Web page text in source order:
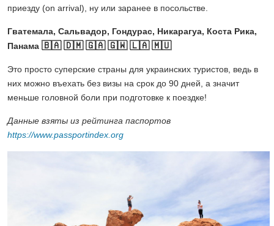
приезду (on arrival), ну или заранее в посольстве.
Гватемала, Сальвадор, Гондурас, Никарагуа, Коста Рика,
Панама 🇧🇦 🇩🇲 🇬🇦 🇬🇼 🇱🇦 🇲🇺
Это просто суперские страны для украинских туристов, ведь в
них можно въехать без визы на срок до 90 дней, а значит
меньше головной боли при подготовке к поездке!
Данные взяты из рейтинга паспортов
https://www.passportindex.org